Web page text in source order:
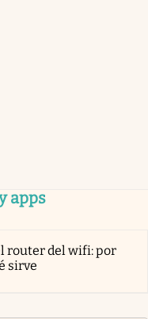
apps
router del wifi: por
sirve